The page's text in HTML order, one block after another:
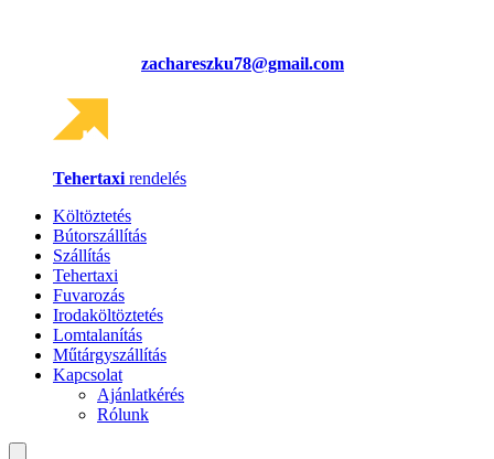
zachareszku78@gmail.com
Tehertaxi rendelés
Költöztetés
Bútorszállítás
Szállítás
Tehertaxi
Fuvarozás
Irodaköltöztetés
Lomtalanítás
Műtárgyszállítás
Kapcsolat
Ajánlatkérés
Rólunk